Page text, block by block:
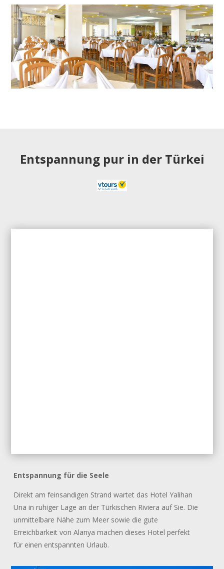
Entspannung pur in der Türkei
Entspannung für die Seele
Direkt am feinsandigen Strand wartet das Hotel Yalihan
Una in ruhiger Lage an der Türkischen Riviera auf Sie. Die
unmittelbare Nähe zum Meer sowie die gute
Erreichbarkeit von Alanya machen dieses Hotel perfekt
für einen entspannten Urlaub.